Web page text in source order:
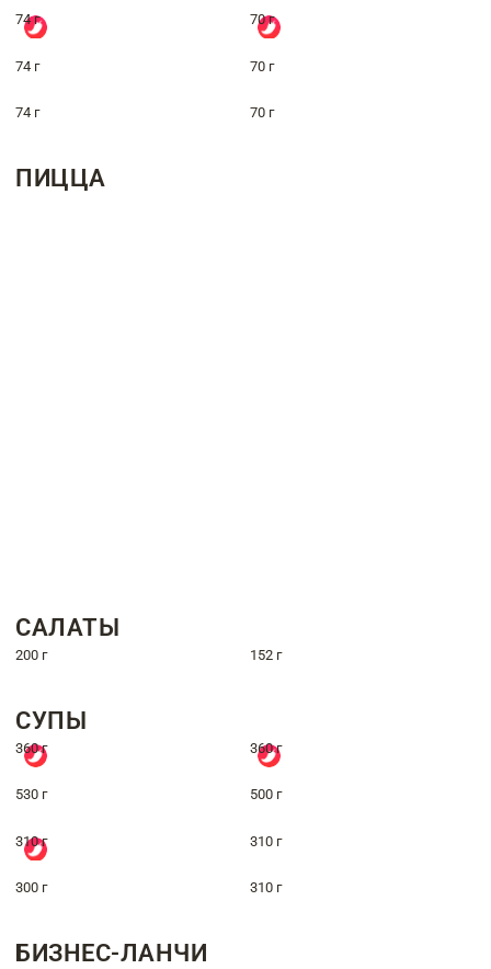
74 г 70 г
74 г 70 г
74 г 70 г
ПИЦЦА
САЛАТЫ
200 г 152 г
СУПЫ
360 г 360 г
530 г 500 г
310 г 310 г
300 г 310 г
БИЗНЕС-ЛАНЧИ